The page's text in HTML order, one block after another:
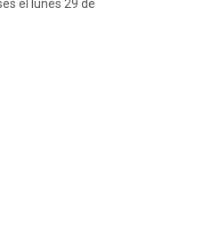
el lunes 29 de